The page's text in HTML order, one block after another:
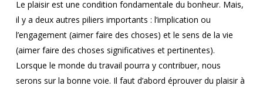
Le plaisir est une condition fondamentale du bonheur. Mais,
il y a deux autres piliers importants : l’implication ou
l’engagement (aimer faire des choses) et le sens de la vie
(aimer faire des choses significatives et pertinentes).
Lorsque le monde du travail pourra y contribuer, nous
serons sur la bonne voie. Il faut d’abord éprouver du plaisir à